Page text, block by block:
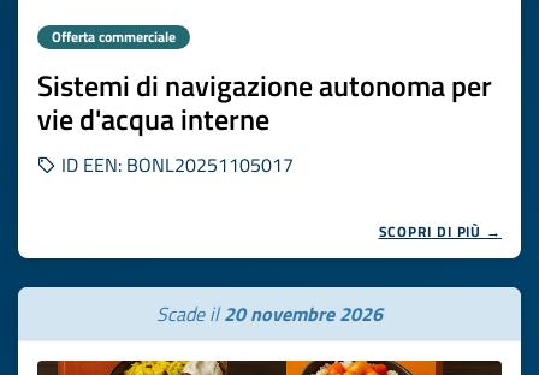
Offerta commerciale
Sistemi di navigazione autonoma per
vie d'acqua interne
ID EEN: BONL20251105017
SCOPRI DI PIÙ →
Scade il20 novembre 2026